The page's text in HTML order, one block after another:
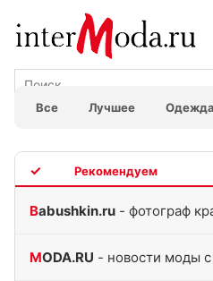
Все Лучшее Одежда
Babushkin.ru - фотограф
MODA.RU - новости моды с